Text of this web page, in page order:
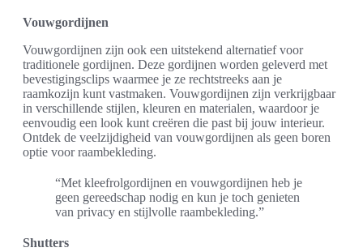
Vouwgordijnen
Vouwgordijnen zijn ook een uitstekend alternatief voor
traditionele gordijnen. Deze gordijnen worden geleverd met
bevestigingsclips waarmee je ze rechtstreeks aan je
raamkozijn kunt vastmaken. Vouwgordijnen zijn verkrijgbaar
in verschillende stijlen, kleuren en materialen, waardoor je
eenvoudig een look kunt creëren die past bij jouw interieur.
Ontdek de veelzijdigheid van vouwgordijnen als geen boren
optie voor raambekleding.
“Met kleefrolgordijnen en vouwgordijnen heb je
geen gereedschap nodig en kun je toch genieten
van privacy en stijlvolle raambekleding.”
Shutters